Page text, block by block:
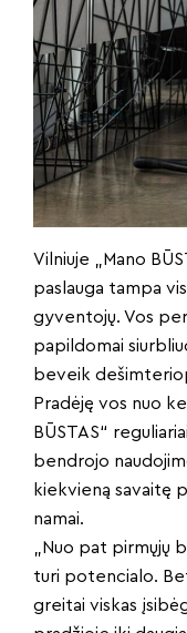
Vilniuje „Mano
paslauga tampa
gyventojų. Vos
papildomai
beveik
Pradėję vos nuo
BŪSTAS“
bendrojo
kiekvieną savaitę
namai.
„Nuo pat pirmųjų
turi potencialo.
greitai viskas